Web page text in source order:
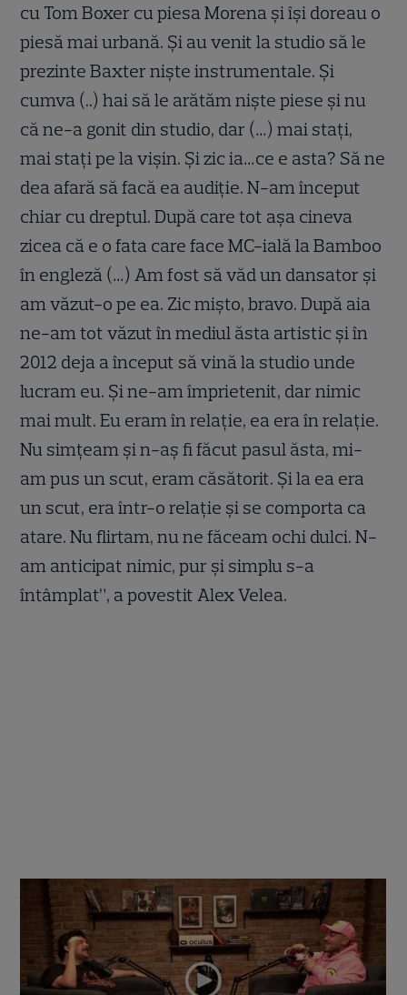
cu Tom Boxer cu piesa Morena și își doreau o
piesă mai urbană. Și au venit la studio să le
prezinte Baxter niște instrumentale. Și
cumva (..) hai să le arătăm niște piese și nu
că ne-a gonit din studio, dar (…) mai stați,
mai stați pe la vișin. Și zic ia…ce e asta? Să ne
dea afară să facă ea audiție. N-am început
chiar cu dreptul. După care tot așa cineva
zicea că e o fata care face MC-ială la Bamboo
în engleză (…) Am fost să văd un dansator și
am văzut-o pe ea. Zic mișto, bravo. După aia
ne-am tot văzut în mediul ăsta artistic și în
2012 deja a început să vină la studio unde
lucram eu. Și ne-am împrietenit, dar nimic
mai mult. Eu eram în relație, ea era în relație.
Nu simțeam și n-aș fi făcut pasul ăsta, mi-
am pus un scut, eram căsătorit. Și la ea era
un scut, era într-o relație și se comporta ca
atare. Nu flirtam, nu ne făceam ochi dulci. N-
am anticipat nimic, pur și simplu s-a
întâmplat”, a povestit Alex Velea.